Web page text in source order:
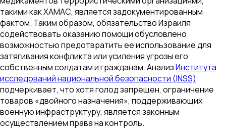
такими как ХАМАС, является задокументированным
фактом. Таким образом, обязательство Израиля
содействовать оказанию помощи обусловлено
возможностью предотвратить ее использование для
затягивания конфликта или усиления угрозы его
собственным солдатам и гражданам. АнализИнститута
исследований национальной безопасности (INSS)
подчеркивает, что хотя голод запрещен, ограничение
товаров «двойного назначения», поддерживающих
военную инфраструктуру, является законным
осуществлением права на контроль.